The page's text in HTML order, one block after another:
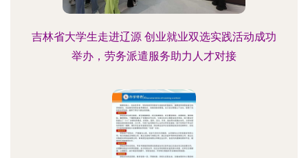
吉林省大学生走进辽源 创业就业双选实践活动成功
举办，劳务派遣服务助力人才对接